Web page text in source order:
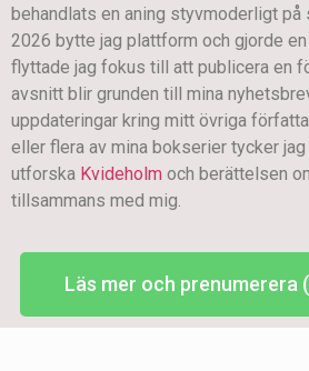
behandlats en aning styvmoderligt på
2026 bytte jag plattform och gjorde
flyttade jag fokus till att publicera en
avsnitt blir grunden till mina
uppdateringar kring mitt övriga
eller flera av mina bokserier tycker
utforska Kvideholm och berättelsen
tillsammans med mig.
Läs mer och prenumerera